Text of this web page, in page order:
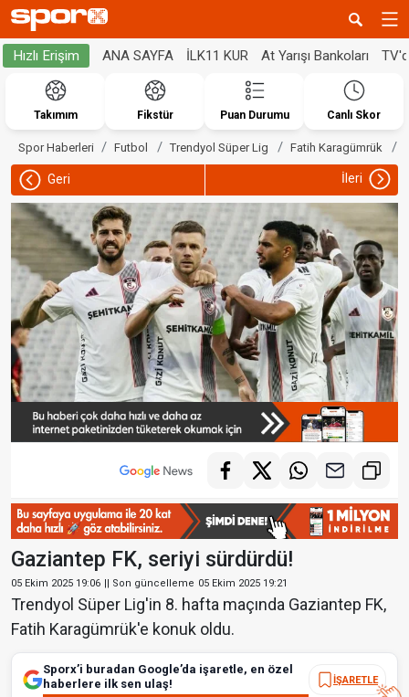
Hızlı Erişim ANA SAYFA İLK11 KUR At Yarışı Bankoları
Takımım Fikstür Puan Durumu Canlı Skor
Spor Haberleri Futbol Trendyol Süper Lig Fatih Karagümrük
Geri İleri
Gaziantep FK, seriyi sürdürdü!
05 Ekim 2025 19:06 || Son güncelleme 05 Ekim 2025 19:21
Trendyol Süper Lig'in 8. hafta maçında Gaziantep FK,
Fatih Karagümrük'e konuk oldu.
Sporx’i buradan Google’da işaretle, en özel
haberlere ilk sen ulaş!
İŞARETLE